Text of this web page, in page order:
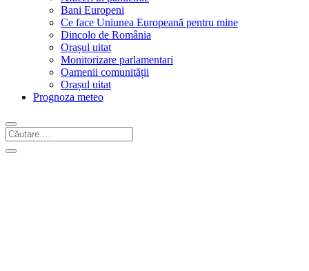
Bani Europeni
Ce face Uniunea Europeană pentru mine
Dincolo de România
Orașul uitat
Monitorizare parlamentari
Oamenii comunității
Orașul uitat
Prognoza meteo